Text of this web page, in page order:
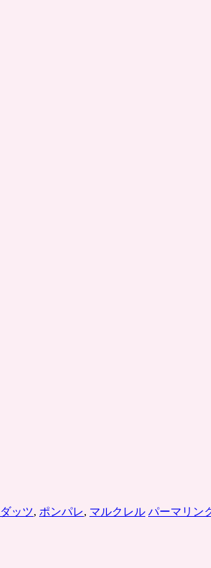
ッツ, ポンパレ, マルクレル パーマリン